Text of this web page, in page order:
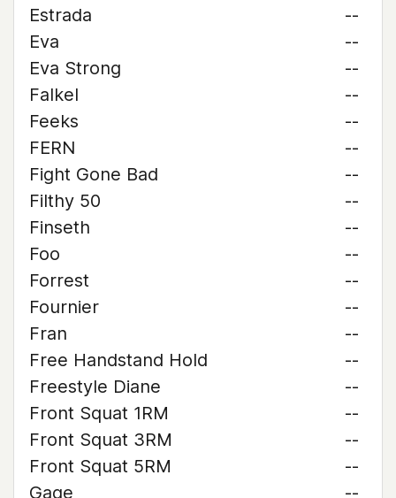
Estrada
--
Eva
--
Eva Strong
--
Falkel
--
Feeks
--
FERN
--
Fight Gone Bad
--
Filthy 50
--
Finseth
--
Foo
--
Forrest
--
Fournier
--
Fran
--
Free Handstand Hold
--
Freestyle Diane
--
Front Squat 1RM
--
Front Squat 3RM
--
Front Squat 5RM
--
Gage
--